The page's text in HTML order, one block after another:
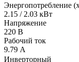
Энергопотребление
2.15 / 2.03 кВт
Напряжение
220 В
Рабочий ток
9.79 А
Инверторный